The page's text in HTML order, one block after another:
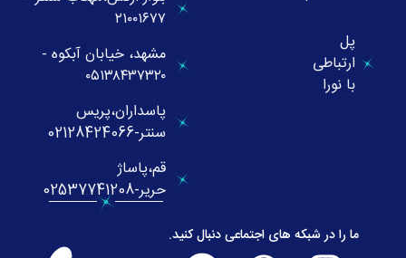
پل
ارتباطی
با نورا
۲۱۰۰۱۶۷۷
مشهد، خیابان آبکوه -
۰۵۱۳۸۴۳۷۳۲۰
پاسداران،پریس
سنتر-02128424066
قم،پاساژ
حریر-02537741208
ما را در شبکه های اجتماعی دنبال کنید.